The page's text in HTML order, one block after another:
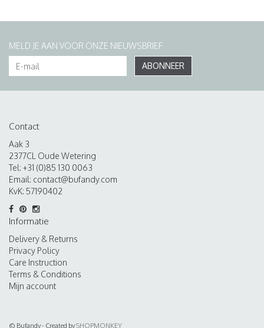
MELD JE AAN VOOR ONZE NIEUWSBRIEF
ABONNEER
Contact
Aak 3
2377CL Oude Wetering
Tel: +31 (0)85 130 0063
Email: contact@bufandy.com
KvK: 57190402
Informatie
Delivery & Returns
Privacy Policy
Care Instruction
Terms & Conditions
Mijn account
© Bufandy - Created bySHOPMONKEY